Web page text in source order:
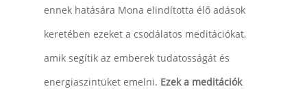
ennek hatására Mona elindította élő adások
keretében ezeket a csodálatos meditációkat,
amik segítik az emberek tudatosságát és
energiaszintüket emelni. Ezek a meditációk